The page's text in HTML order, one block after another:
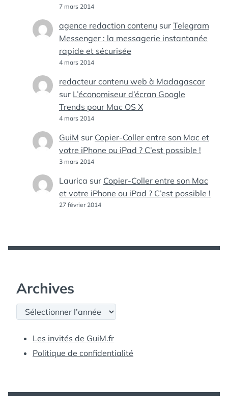
7 mars 2014
agence redaction contenu sur Telegram
Messenger : la messagerie instantanée
rapide et sécurisée
4 mars 2014
redacteur contenu web à Madagascar
sur L’économiseur d’écran Google
Trends pour Mac OS X
4 mars 2014
GuiM sur Copier-Coller entre son Mac et
votre iPhone ou iPad ? C’est possible !
3 mars 2014
Laurica sur Copier-Coller entre son Mac
et votre iPhone ou iPad ? C’est possible !
27 février 2014
Archives
Archives
Les invités de GuiM.fr
Politique de confidentialité